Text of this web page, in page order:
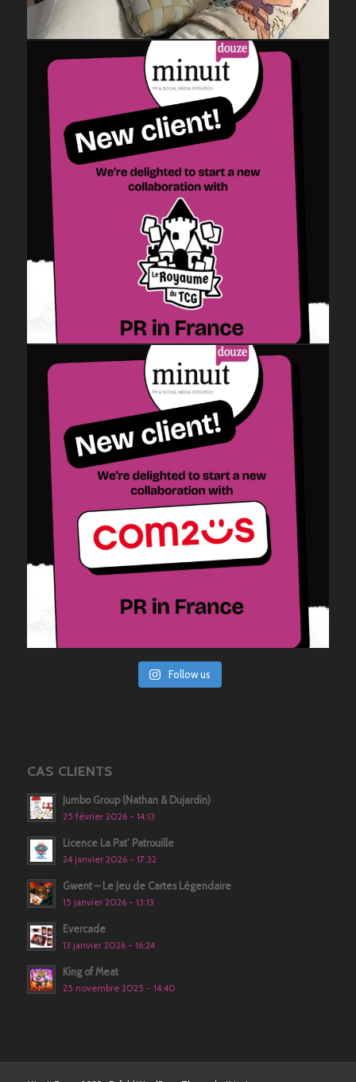
Follow us
CAS CLIENTS
Jumbo Group (Nathan & Dujardin)
25 février 2026 - 14:13
Licence La Pat’ Patrouille
24 janvier 2026 - 17:32
Gwent – Le Jeu de Cartes Légendaire
15 janvier 2026 - 13:13
Evercade
13 janvier 2026 - 16:24
King of Meat
25 novembre 2025 - 14:40